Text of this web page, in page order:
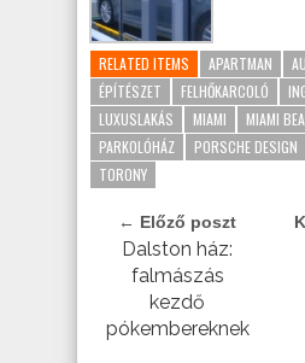
RELATED ITEMS APARTMAN
ÉPÍTÉSZET
FELHŐKARCOLÓ
LUXUSLAKÁS
MIAMI MIAMI
PARKOLÓHÁZ
PORSCHE DESIGN
TORONY
← Előző poszt
Dalston ház:
falmászás
kezdő
pókembereknek